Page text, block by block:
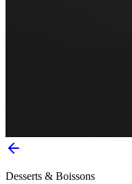
Desserts & Boissons